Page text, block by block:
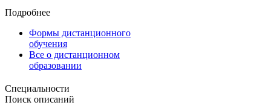
Подробнее
Формы дистанционного
обучения
Все о дистанционном
образовании
Специальности
Поиск описаний